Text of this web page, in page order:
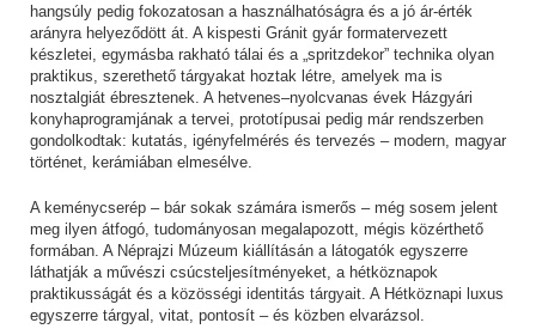
hangsúly pedig fokozatosan a használhatóságra és a jó ár-érték
arányra helyeződött át. A kispesti Gránit gyár formatervezett
készletei, egymásba rakható tálai és a „spritzdekor” technika olyan
praktikus, szerethető tárgyakat hoztak létre, amelyek ma is
nosztalgiát ébresztenek. A hetvenes–nyolcvanas évek Házgyári
konyhaprogramjának a tervei, prototípusai pedig már rendszerben
gondolkodtak: kutatás, igényfelmérés és tervezés – modern, magyar
történet, kerámiában elmesélve.
A keménycserép – bár sokak számára ismerős – még sosem jelent
meg ilyen átfogó, tudományosan megalapozott, mégis közérthető
formában. A Néprajzi Múzeum kiállításán a látogatók egyszerre
láthatják a művészi csúcsteljesítményeket, a hétköznapok
praktikusságát és a közösségi identitás tárgyait. A Hétköznapi luxus
egyszerre tárgyal, vitat, pontosít – és közben elvarázsol.